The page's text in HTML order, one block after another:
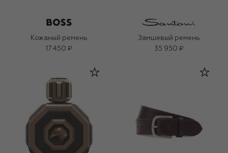
Кожаный ремень
17 450 ₽
Замшевый ремень
35 950 ₽